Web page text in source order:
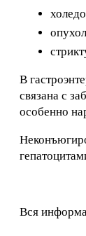
В
связана с
особенно
Вся